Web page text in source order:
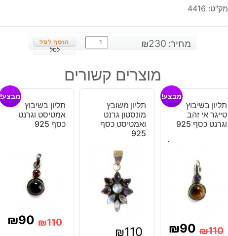
מק"ט: 4416
מחיר: ₪230
כמות
של
משובצת
פלואורייט
כסף
925
לסל
מוצרים קשורים
תליון בשיבוץ
טייגר אי זהב
וגרנט כסף 925
מבצע!
₪110
₪90
תליון משובץ
מונסטון גרנט
ואמטיסט כסף
925
₪110
תליון בשיבוץ
אמטיסט וגרנט
כסף 925
מבצע!
₪110
₪90